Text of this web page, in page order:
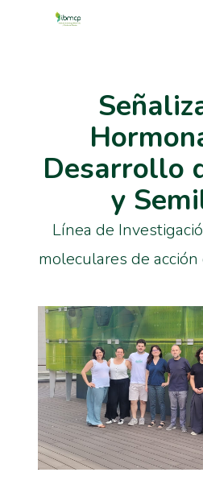
Desarrollo
y
Línea de
moleculares de